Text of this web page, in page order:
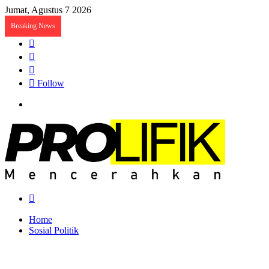
Jumat, Agustus 7 2026
Breaking News
In
Follow
Home
Sosial Politik